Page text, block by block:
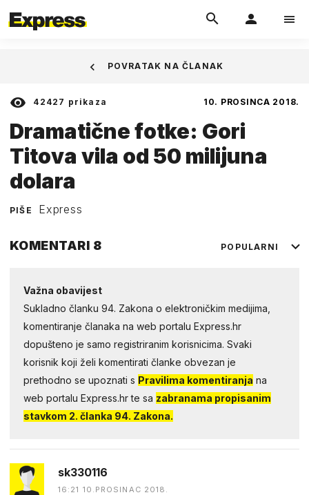
42427 prikaza 10. PROSINCA 2018.
Dramatične fotke: Gori
Titova vila od 50 milijuna
dolara
PIŠE Express
POVRATAK NA ČLANAK
KOMENTARI 8 POPULARNI
Važna obavijest
Sukladno članku 94. Zakona o elektroničkim medijima,
komentiranje članaka na web portalu Express.hr
dopušteno je samo registriranim korisnicima. Svaki
korisnik koji želi komentirati članke obvezan je
prethodno se upoznati s Pravilima komentiranja na
web portalu Express.hr te sa zabranama propisanim
stavkom 2. članka 94. Zakona.
sk330116
16:21 10.PROSINAC 2018.